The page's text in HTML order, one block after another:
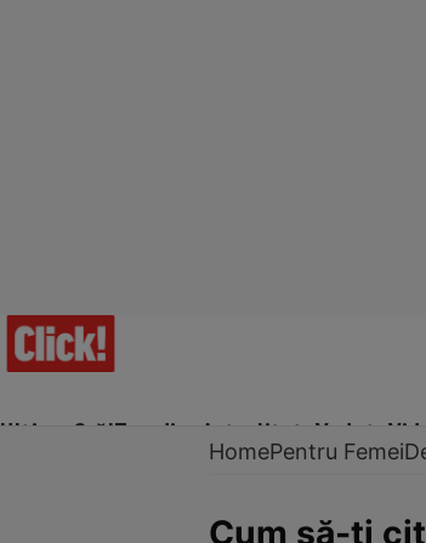
Ultima Oră!Trending Actualitate Vedete
HomePentru Femei
Cum să-ţi